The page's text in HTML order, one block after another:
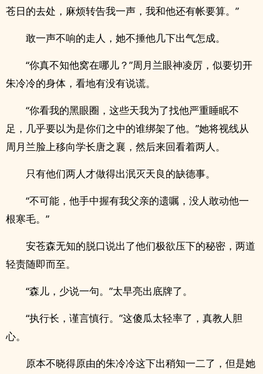
苍日的去处，麻烦转告我一声，我和他还有帐要算。”
敢一声不响的走人，她不捶他几下出气怎成。
“你真不知他窝在哪儿？”周月兰眼神凌厉，似要切开
朱冷冷的身体，看地有没有说谎。
“你看我的黑眼圈，这些天我为了找他严重睡眠不
足，几乎要以为是你们之中的谁绑架了他。”她将视线从
周月兰脸上移向学长唐之襄，然后来回看着两人。
只有他们两人才做得出泯灭天良的缺德事。
“不可能，他手中握有我父亲的遗嘱，没人敢动他一
根寒毛。”
安苍森无知的脱口说出了他们极欲压下的秘密，两道
轻责随即而至。
“森儿，少说一句。”太早亮出底牌了。
“执行长，谨言慎行。”这傻瓜太轻率了，真教人胆
心。
原本不晓得原由的朱冷冷这下出稍知一二了，但是她